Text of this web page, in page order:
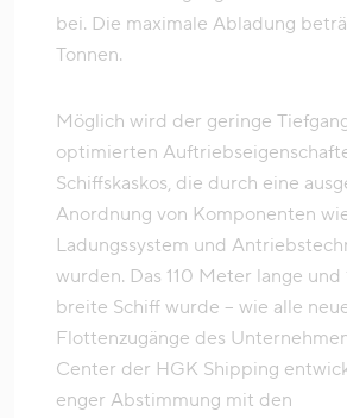
bei. Die maximale Abladung
Tonnen.
Möglich wird der geringe
optimierten
Schiffskaskos, die durch eine
Anordnung von Komponenten
Ladungssystem und
wurden. Das 110 Meter lange und
breite Schiff wurde – wie alle
Flottenzugänge des
Center der HGK Shipping
enger Abstimmung mit den